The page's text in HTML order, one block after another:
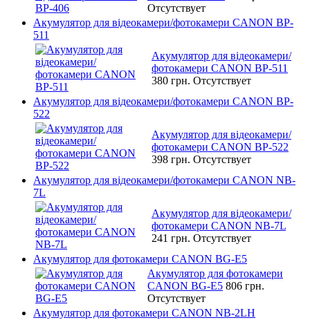
Отсутствует
Акумулятор для відеокамери/фотокамери CANON BP-
511
Акумулятор для відеокамери/
фотокамери CANON BP-511
380 грн. Отсутствует
Акумулятор для відеокамери/фотокамери CANON BP-
522
Акумулятор для відеокамери/
фотокамери CANON BP-522
398 грн. Отсутствует
Акумулятор для відеокамери/фотокамери CANON NB-
7L
Акумулятор для відеокамери/
фотокамери CANON NB-7L
241 грн. Отсутствует
Акумулятор для фотокамери CANON BG-E5
Акумулятор для фотокамери
CANON BG-E5 806 грн.
Отсутствует
Акумулятор для фотокамери CANON NB-2LH